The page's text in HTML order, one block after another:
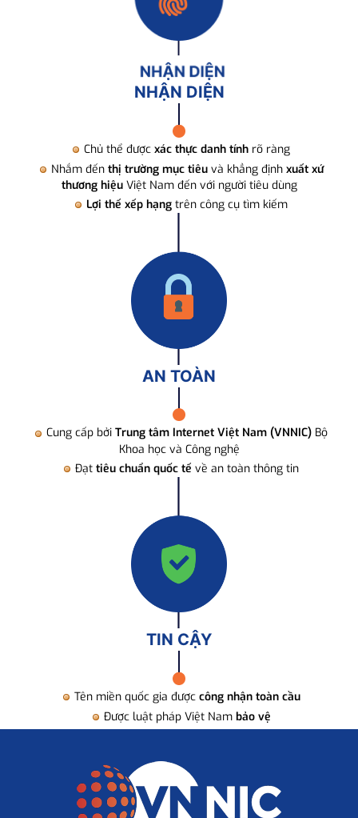
NHẬN DIỆN
Chủ thể được xác thực danh tính rõ ràng
Nhắm đến thị trường mục tiêuvà khẳng định xuất xứ
thương hiệuViệt Nam đến với người tiêu dùng
Lợi thế xếp hạng trên công cụ tìm kiếm
AN TOÀN
Cung cấp bởi Trung tâm Internet Việt Nam (VNNIC) Bộ
Khoa học và Công nghệ
Đạt tiêu chuẩn quốc tế về an toàn thông tin
TIN CẬY
Tên miền quốc gia được công nhận toàn cầu
Được luật pháp Việt Nam bảo vệ